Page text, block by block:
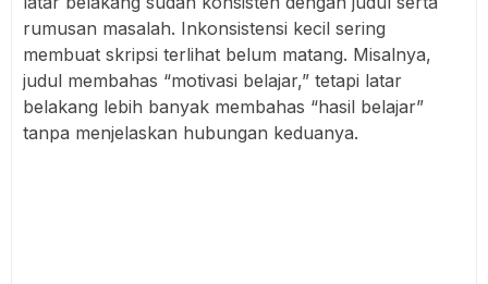
rumusan masalah. Inkonsistensi kecil sering
membuat skripsi terlihat belum matang. Misalnya,
judul membahas “motivasi belajar,” tetapi latar
belakang lebih banyak membahas “hasil belajar”
tanpa menjelaskan hubungan keduanya.